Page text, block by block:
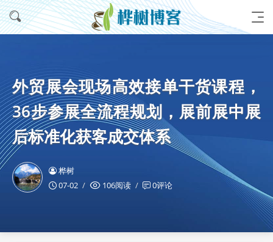
外贸展会现场高效接单干货课程，
36步参展全流程规划，展前展中展
后标准化获客成交体系
桦树
07-02
106阅读 0评论